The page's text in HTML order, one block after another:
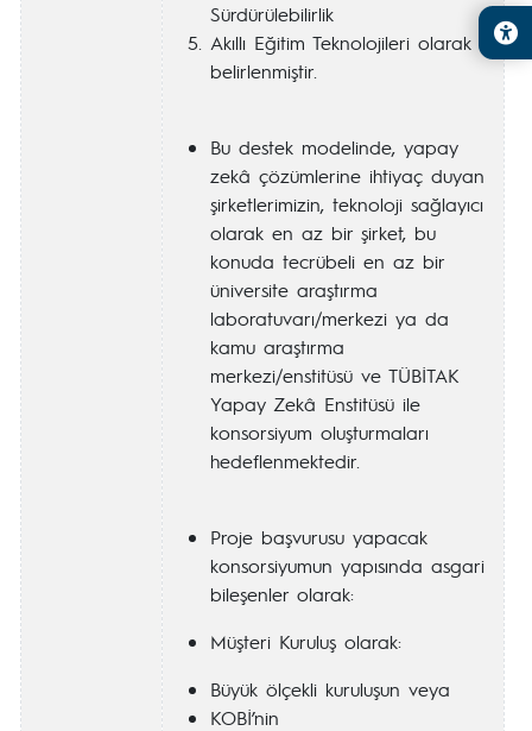
Sürdürülebilirlik
Akıllı Eğitim Teknolojileri olarak
belirlenmiştir.
Bu destek modelinde, yapay
zekâ çözümlerine ihtiyaç duyan
şirketlerimizin, teknoloji sağlayıcı
olarak en az bir şirket, bu
konuda tecrübeli en az bir
üniversite araştırma
laboratuvarı/merkezi ya da
kamu araştırma
merkezi/enstitüsü ve TÜBİTAK
Yapay Zekâ Enstitüsü ile
konsorsiyum oluşturmaları
hedeflenmektedir.
Proje başvurusu yapacak
konsorsiyumun yapısında asgari
bileşenler olarak:
Müşteri Kuruluş olarak:
Büyük ölçekli kuruluşun veya
KOBİ’nin